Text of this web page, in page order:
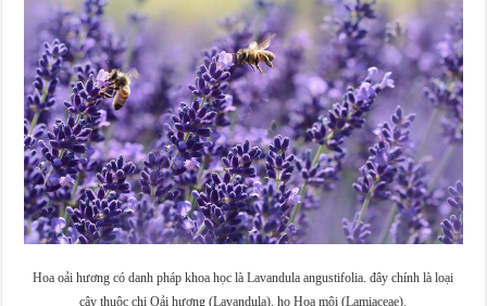
Hoa oải hương có danh pháp khoa học là Lavandula angustifolia. đây chính là loại
cây thuộc chi Oải hương (Lavandula), họ Hoa môi (Lamiaceae).